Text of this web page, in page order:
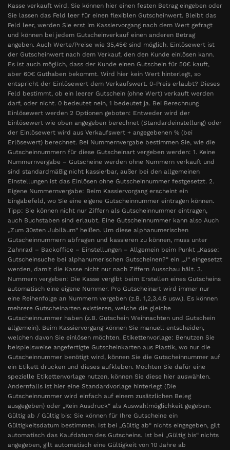
Kasse verkauft wird. Sie können hier einen festen Betrag eingeben oder
Sie lassen das Feld leer für einen flexiblen Gutscheinwert. Bleibt das
Feld leer, werden Sie erst im Kassiervorgang nach dem Wert gefragt
und können bei jedem Gutscheinverkauf einen anderen Betrag
angeben. Auch Werte/Preise wie 35,45€ sind möglich. Einlösewert ist
der Gutscheinwert nach dem Verkauf, den den Kunde einlösen kann.
Es ist auch möglich, dass der Kunde einen Gutschein für 50€ kauft,
aber 60€ Guthaben bekommt. Wird hier kein Wert hinterlegt, so
entspricht der Einlösewert dem Verkaufswert. 0-Preis erlaubt? Dieses
Feld bestimmt, ob ein leerer Gutschein (ohne Wert) verkauft werden
darf, oder nicht. 0 bedeutet nein, 1 bedeutet ja. Bei Berechnung
Einlösewert werden 2 Optionen geboten: Entweder wird der
Einlösewert wie oben angegeben berechnet (Standardeinstellung) oder
der Einlösewert wird aus Verkaufswert + angegebenen % (bei
Erlösewert) berechnet. Bei Nummernvergabe bestimmen Sie, wie die
Gutscheinnummern für diese Gutscheinart vergeben werden: 1. Keine
Nummernvergabe – Gutscheine werden ohne Nummern verkauft und
sind standardmäßig nicht kassierbar, außer bei den allgemeinen
Einstellungen ist das Einlösen ohne Gutscheinnummer festgesetzt. 2.
Eigene Nummernvergabe: Beim Kassiervorgang erscheint ein
Eingabefeld, wo Sie eine eigene Gutscheinnummer eintragen können.
Tipp: Sie können nicht nur Ziffern als Gutscheinnummer eintragen,
auch Buchstaben sind erlaubt. Eine Gutscheinnummer kann also Auch
„Zum 30sten Jubiläum“ heißen. Um diese alphanumerischen
Gutscheinnummern abfragen und kassieren zu können, muss unter
Zahnrad – Backoffice – Einstellungen – Allgemein beim Punkt „Kasse:
Gutscheinsuche bei alphanumerischen Gutscheinen?“ ein „J“ eingesetzt
werden, damit die Kasse nicht nur nach Ziffern Ausschau hält. 3.
Nummern vergeben: Die Kasse vergibt beim Erstellen eines Gutscheins
automatisch eine eigene Nummer. Pro Gutscheinart wird immer nur
eine Reihenfolge an Nummern vergeben (z.B. 1,2,3,4,5 usw.). Es können
mehrere Gutscheinarten existieren, welche die gleiche
Gutscheinnummer haben (z.B. Gutschein Weihnachten und Gutschein
allgemein). Beim Kassiervorgang können Sie manuell entscheiden,
welchen davon Sie einlösen möchten. Etikettenvorlage: Benutzen Sie
beispielsweise angefertigte Gutscheinkarten aus Plastik, wo nur die
Gutscheinnummer benötigt wird, können Sie die Gutscheinnummer auf
ein Etikett drucken und dieses aufkleben. Möchten Sie dafür eine
spezielle Etikettenvorlage nutzen, können Sie diese hier auswählen.
Andernfalls ist hier eine Standardvorlage hinterlegt (Die
Gutscheinnummer wird einfach auf einem zusätzlichen Beleg
ausgegeben) oder „Kein Ausdruck“ als Auswahlmöglichkeit gegeben.
Gültig ab / Gültig bis: Sie können für Ihre Gutscheine ein
Gültigkeitsdatum bestimmen. Ist bei „Gültig ab“ nichts eingegeben, gilt
automatisch das Kaufdatum des Gutscheins. Ist bei „Gültig bis“ nichts
angegeben, gilt automatisch eine Gültigkeit von 10 Jahre ab